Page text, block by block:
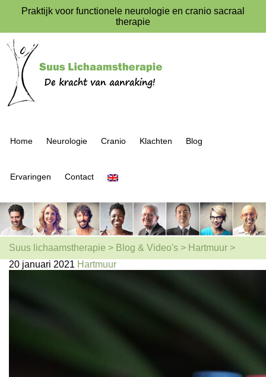
Praktijk voor functionele neurologie en cranio sacraal
therapie
Home Neurologie Cranio Klachten Blog
Ervaringen Contact
Suus lichaamstherapie > Blog & Video's > Hartmuur >
20 januari 2021 Hartmuur